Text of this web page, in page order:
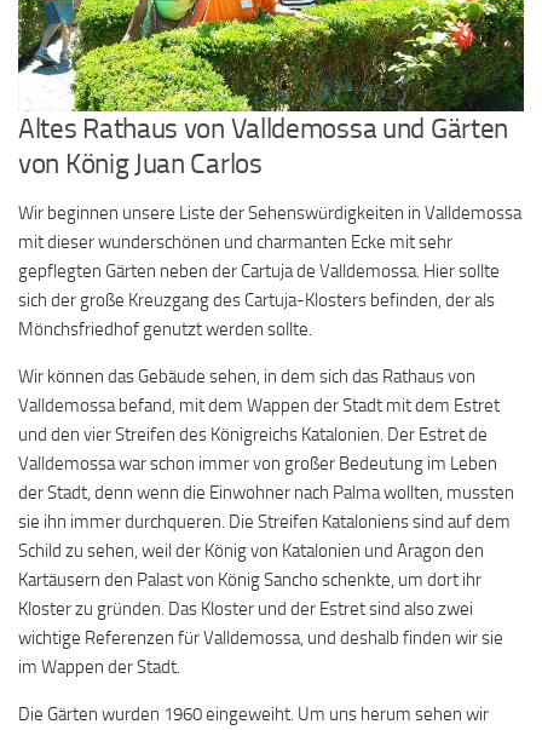
Altes Rathaus von Valldemossa und Gärten
von König Juan Carlos
Wir beginnen unsere Liste der Sehenswürdigkeiten in Valldemossa
mit dieser wunderschönen und charmanten Ecke mit sehr
gepflegten Gärten neben der Cartuja de Valldemossa. Hier sollte
sich der große Kreuzgang des Cartuja-Klosters befinden, der als
Mönchsfriedhof genutzt werden sollte.
Wir können das Gebäude sehen, in dem sich das Rathaus von
Valldemossa befand, mit dem Wappen der Stadt mit dem Estret
und den vier Streifen des Königreichs Katalonien. Der Estret de
Valldemossa war schon immer von großer Bedeutung im Leben
der Stadt, denn wenn die Einwohner nach Palma wollten, mussten
sie ihn immer durchqueren. Die Streifen Kataloniens sind auf dem
Schild zu sehen, weil der König von Katalonien und Aragon den
Kartäusern den Palast von König Sancho schenkte, um dort ihr
Kloster zu gründen. Das Kloster und der Estret sind also zwei
wichtige Referenzen für Valldemossa, und deshalb finden wir sie
im Wappen der Stadt.
Die Gärten wurden 1960 eingeweiht. Um uns herum sehen wir